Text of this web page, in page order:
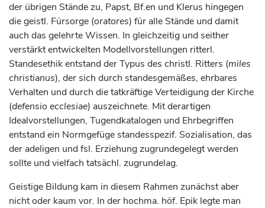
der übrigen Stände zu, Papst, Bf.en und Klerus hingegen
die geistl. Fürsorge (oratores) für alle Stände und damit
auch das gelehrte Wissen. In gleichzeitig und seither
verstärkt entwickelten Modellvorstellungen ritterl.
Standesethik entstand der Typus des christl. Ritters (miles
christianus), der sich durch standesgemäßes, ehrbares
Verhalten und durch die tatkräftige Verteidigung der Kirche
(defensio ecclesiae) auszeichnete. Mit derartigen
Idealvorstellungen, Tugendkatalogen und Ehrbegriffen
entstand ein Normgefüge standesspezif. Sozialisation, das
der adeligen und fsl. Erziehung zugrundegelegt werden
sollte und vielfach tatsächl. zugrundelag.
Geistige Bildung kam in diesem Rahmen zunächst aber
nicht oder kaum vor. In der hochma. höf. Epik legte man